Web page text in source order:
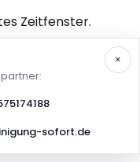
Zeitfenster.
in
×
sofort.de